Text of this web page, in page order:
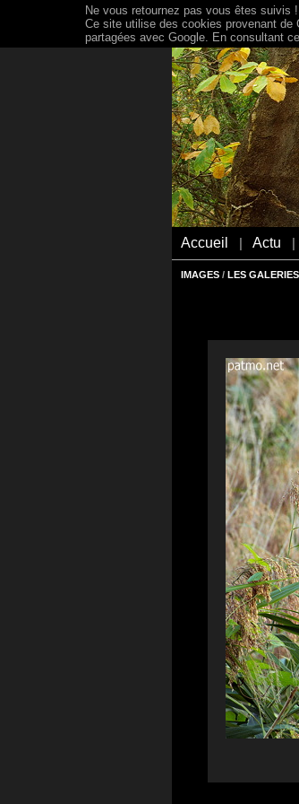
Accueil Actu
IMAGES / LES GALERIES
Ne vous retournez pas vous êtes suivis !
Ce site utilise des cookies provenant
partagées avec Google. En consultant